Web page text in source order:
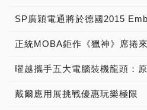
戴爾應用展挑戰優惠玩樂極限